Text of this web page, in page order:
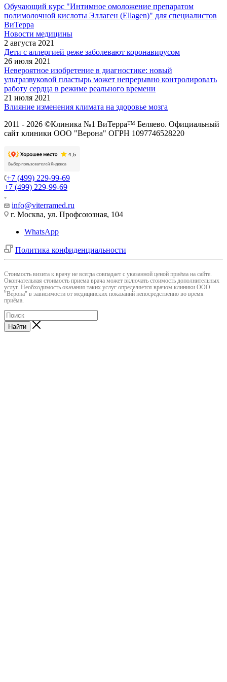
Обучающий курс "Интимное омоложение препаратом
полимолочной кислоты Эллаген (Ellagen)" для специалистов
ВиТерра
Новости медицины
2 августа 2021
Дети с аллергией реже заболевают коронавирусом
26 июля 2021
Невероятное изобретение в диагностике: новый
ультразвуковой пластырь может непрерывно контролировать
работу сердца в режиме реального времени
21 июля 2021
Влияние изменения климата на здоровье мозга
2011 - 2026 ©Клиника №1 ВиТерра™ Беляево. Официальный
сайт клиники ООО "Верона" ОГРН 1097746528220
+7 (499) 229-99-69
+7 (499) 229-99-69
info@viterramed.ru
г. Москва, ул. Профсоюзная, 104
WhatsApp
Политика конфиденциальности
Cтоимость визита к врачу не всегда совпадает с указанной ценой приёма на сайте.
Окончательная стоимость приема врача может включать стоимость дополнительных
услуг. Необходимость оказания таких услуг определяется врачом клиники ООО
"Верона" в зависимости от медицинских показаний непосредственно во время
приёма.
Найти